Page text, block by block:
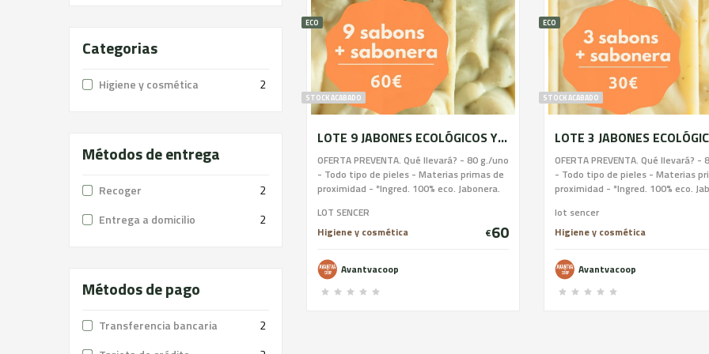
STOCK ACABADO
ECO
LOTE 9 JABONES ECOLÓGICOS Y JABONERA CERÁMICA
OFERTA PREVENTA. Qué llevará? - 80 g./uno
- Todo tipo de pieles - Materias primas de
proximidad - *Ingred. 100% eco. Jabonera.
Barrizal. Ayuda comprando este jabón y 20
mujeres podrán emprender. Entrega una
volvemos el dinero si no se hace.
LOT SENCER
Higiene y cosmética
€60
Avantvacoop
STOCK ACABADO
ECO
OFERTA PREVENTA. Qué llevará? -
- Todo tipo de pieles - Materias
proximidad - *Ingred. 100% eco.
Barrizal. Ayuda comprando este
mujeres podrán emprender.
volvemos el dinero si no se hace.
lot sencer
Higiene y cosmética
Avantvacoop
Categorias
Higiene y cosmética 2
Métodos de entrega
Recoger
2
Entrega a domicilio
2
Métodos de pago
Transferencia bancaria
2